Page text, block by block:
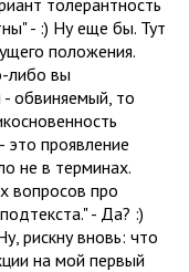
- :) Ну еще бы. Тут
положения.
либо вы
- обвиняемый, то
это проявление
не в терминах.
вопросов про
- Да? :)
рискну вновь: что
на мой первый